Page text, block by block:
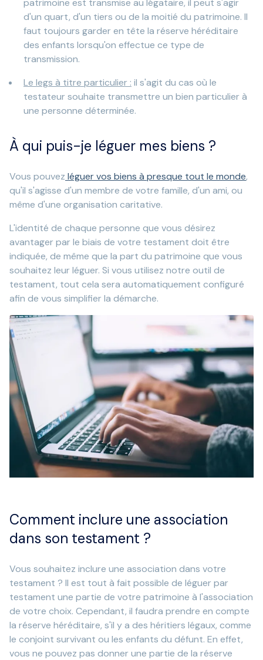
patrimoine est transmise au légataire, il peut s'agir
d'un quart, d'un tiers ou de la moitié du patrimoine. Il
faut toujours garder en tête la réserve héréditaire
des enfants lorsqu'on effectue ce type de
transmission.
Le legs à titre particulier : il s'agit du cas où le
testateur souhaite transmettre un bien particulier à
une personne déterminée.
À qui puis-je léguer mes biens ?
Vous pouvez léguer vos biens à presque tout le monde,
qu'il s'agisse d'un membre de votre famille, d'un ami, ou
même d'une organisation caritative.
L'identité de chaque personne que vous désirez
avantager par le biais de votre testament doit être
indiquée, de même que la part du patrimoine que vous
souhaitez leur léguer. Si vous utilisez notre outil de
testament, tout cela sera automatiquement configuré
afin de vous simplifier la démarche.
Comment inclure une association
dans son testament ?
Vous souhaitez inclure une association dans votre
testament ? Il est tout à fait possible de léguer par
testament une partie de votre patrimoine à l'association
de votre choix. Cependant, il faudra prendre en compte
la réserve héréditaire, s'il y a des héritiers légaux, comme
le conjoint survivant ou les enfants du défunt. En effet,
vous ne pouvez pas donner une partie de la réserve